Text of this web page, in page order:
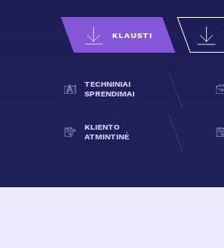
KLAUSTI
TECHNINIAI
SPRENDIMAI
KLIENTO
ATMINTINĖ